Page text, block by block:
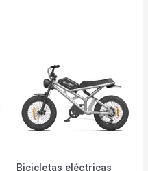
Bicicletas eléctricas